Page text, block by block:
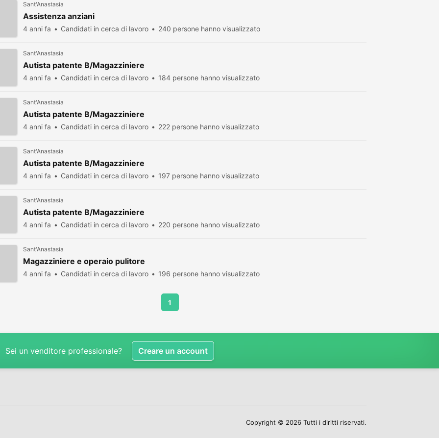
Sant'Anastasia
Assistenza anziani
4 anni fa Candidati in cerca di lavoro 240 persone hanno visualizzato
Sant'Anastasia
Autista patente B/Magazziniere
4 anni fa Candidati in cerca di lavoro 184 persone hanno visualizzato
Sant'Anastasia
Autista patente B/Magazziniere
4 anni fa Candidati in cerca di lavoro 222 persone hanno visualizzato
Sant'Anastasia
Autista patente B/Magazziniere
4 anni fa Candidati in cerca di lavoro 197 persone hanno visualizzato
Sant'Anastasia
Autista patente B/Magazziniere
4 anni fa Candidati in cerca di lavoro 220 persone hanno visualizzato
Sant'Anastasia
Magazziniere e operaio pulitore
4 anni fa Candidati in cerca di lavoro 196 persone hanno visualizzato
1
Sei un venditore professionale? Creare un account
Copyright © 2026 Tutti i diritti riservati.